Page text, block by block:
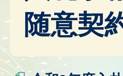
随意契